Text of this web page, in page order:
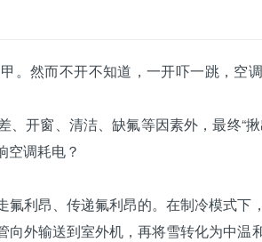
。然而不开不知道，一开吓一跳，空
开窗、清洁、缺氟等因素外，最终“揪
空调耗电？
利昂、传递氟利昂的。在制冷模式下
外输送到室外机，再将雪转化为中温